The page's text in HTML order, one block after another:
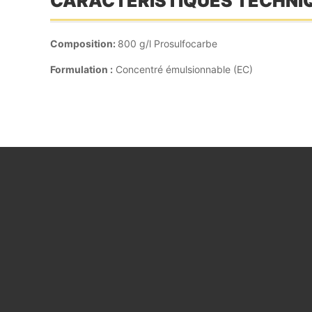
Composition: 800 g/l Prosulfocarbe
Formulation : Concentré émulsionnable (EC)